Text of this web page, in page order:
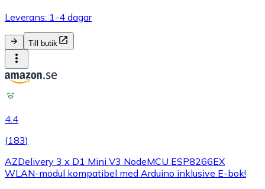
Leverans: 1-4 dagar
Till butik
4.4
(183)
AZDelivery 3 x D1 Mini V3 NodeMCU ESP8266EX
WLAN-modul kompatibel med Arduino inklusive E-bok!